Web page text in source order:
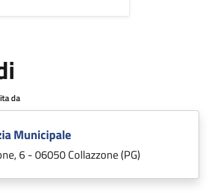
da
Municipale
6 - 06050 Collazzone (PG)